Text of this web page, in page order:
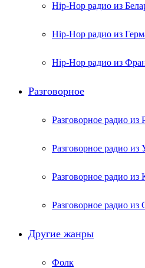
Hip-Hop радио из
Hip-Hop радио из
Hip-Hop радио из
Разговорное
Разговорное радио из
Разговорное радио из
Разговорное радио из
Разговорное радио
Другие жанры
Фолк